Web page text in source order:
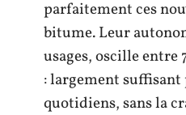
parfaitement ces
bitume. Leur
usages, oscille entre
: largement suffisant
quotidiens, sans la